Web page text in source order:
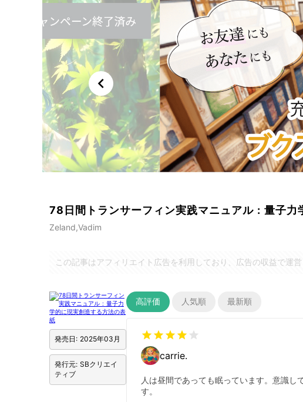
chevron_left
78日間トランサーフィン実践マニュアル : 量子力
Zeland,Vadim
この記事はアフィリエイト広告を利用しており、広告の収益で運営
発売日: 2025年03月
発行元: SBクリエイ
ティブ
高評価 人気順 最新順
star star star star star
carrie.
人は昼間であっても眠っています。意識し
す。